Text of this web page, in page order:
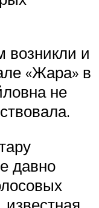
возникли и
«Жара» в
не
давно